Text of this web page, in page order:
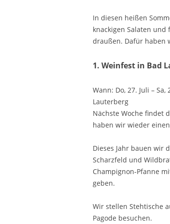
In diesen heißen
knackigen Salaten
draußen. Dafür haben
1. Weinfest in Bad
Wann: Do, 27. Juli –
Lauterberg
Nächste Woche findet
haben wir wieder
Dieses Jahr bauen wir
Scharzfeld und
Champignon-Pfanne
geben.
Wir stellen Stehtische
Pagode besuchen.